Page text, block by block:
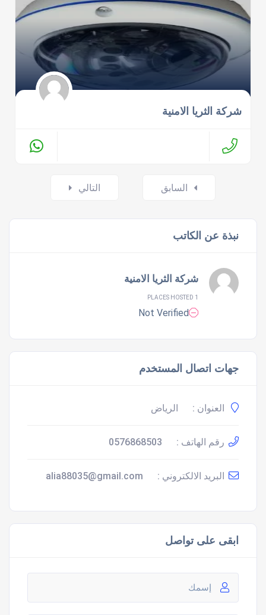
شركة الثريا الامنية
السابق التالي
نبذة عن الكاتب
شركة الثريا الامنية
1 PLACES HOSTED
Not Verified
جهات اتصال المستخدم
العنوان : الرياض
رقم الهاتف : 0576868503
البريد الالكتروني : alia88035@gmail.com
ابقى على تواصل